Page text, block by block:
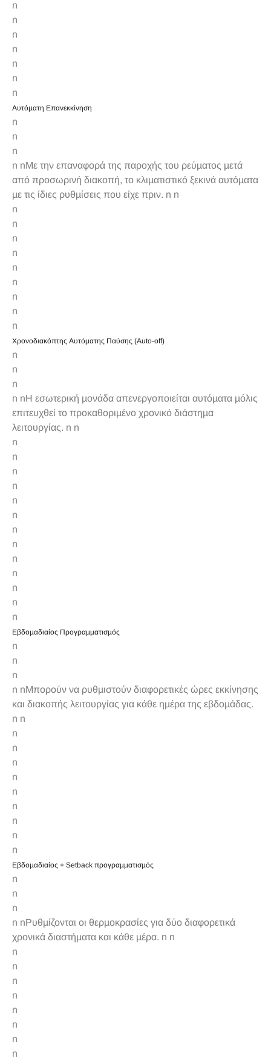
n
n
n
n
n
n
n
Αυτόµατη Επανεκκίνηση
n
n
n
n nΜε την επαναφορά της παροχής του ρεύµατος µετά
από προσωρινή διακοπή, το κλιµατιστικό ξεκινά αυτόµατα
µε τις ίδιες ρυθµίσεις που είχε πριν. n n
n
n
n
n
n
n
n
n
n
Χρονοδιακόπτης Αυτόµατης Παύσης (Auto-off)
n
n
n
n nΗ εσωτερική µονάδα απενεργοποιείται αυτόµατα µόλις
επιτευχθεί το προκαθοριµένο χρονικό διάστηµα
λειτουργίας. n n
n
n
n
n
n
n
n
n
n
n
n
n
n
Εβδοµαδιαίος Προγραµµατισµός
n
n
n
n nΜπορούν να ρυθµιστούν διαφορετικές ώρες εκκίνησης
και διακοπής λειτουργίας για κάθε ηµέρα της εβδοµάδας.
n n
n
n
n
n
n
n
n
n
n
Εβδοµαδιαίος + Setback προγραµµατισµός
n
n
n
n nΡυθµίζονται οι θερµοκρασίες για δύο διαφορετικά
χρονικά διαστήµατα και κάθε µέρα. n n
n
n
n
n
n
n
n
n